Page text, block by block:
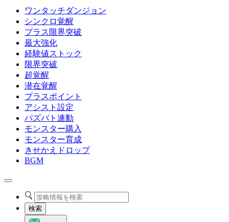
ワンタッチダンジョン
シンクロ覚醒
プラス限界突破
最大強化
経験値ストック
限界突破
超覚醒
潜在覚醒
プラスポイント
アシスト設定
パズバト連動
モンスター購入
モンスター育成
きせかえドロップ
BGM
検索